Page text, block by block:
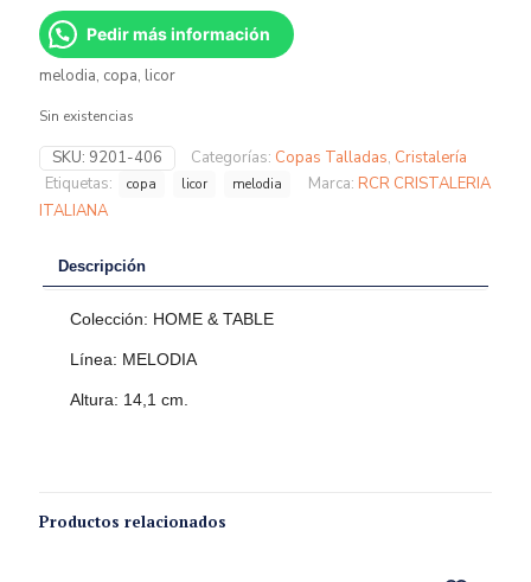
Pedir más información
melodia, copa, licor
Sin existencias
SKU: 9201-406 Categorías: Copas Talladas, Cristalería
Etiquetas:
copa licor melodia Marca: RCR CRISTALERIA
ITALIANA
Descripción
Colección: HOME & TABLE
Línea: MELODIA
Altura: 14,1 cm.
Productos relacionados